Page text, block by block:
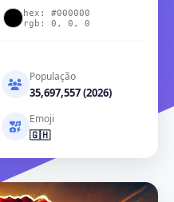
hex: #000000
rgb: 0, 0, 0
População
35,697,557 (2026)
Emoji
🇬🇭